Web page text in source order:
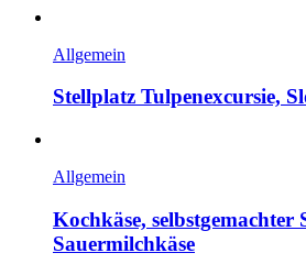
Allgemein
Stellplatz Tulpenexcursie,
Allgemein
Kochkäse, selbstgemachter
Sauermilchkäse